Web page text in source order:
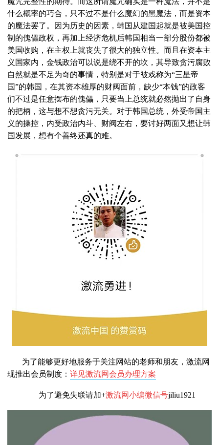
什么概率的巧合，只不过不是什么魔幻的黑魔法，而是资本
的魔法罢了。因为历史的因素，韩国从建国起就是被美国控
制的傀儡政权，再加上经济危机后韩国相当一部分股份都被
美国收购，在主权上就丧失了很大的独立性。而且在资本主
义国家内，金钱政治可以说是绕不开的坎，其导致贪污腐败
自然就是不足为奇的事情，特别是对于被戏称为“三星帝
国”的韩国，在其资本雄厚的财阀面前，缺少“本钱”的政客
们不过是任意摆布的傀儡，只要当上总统就必然抛出了自身
的把柄，这与想不想贪污无关。对于韩国总统，外受帝国主
义的操控，内受政治内斗、财阀左右，要讨好两面又想让韩
国发展，想有个善终还真的难。
为了能够更好地服务于关注网站的老师和朋友，激流网
现推出会员制度： 详见激流网会员办理方案
为了避免失联请加+激流网小编微信号jiliu1921